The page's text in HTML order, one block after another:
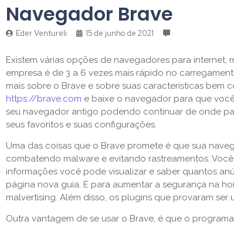
Navegador Brave
Eder Ventureli 15 de junho de 2021
Existem várias opções de navegadores para
empresa é de 3 a 6 vezes mais rápido no
mais sobre o Brave e sobre suas características bem
https://brave.com e baixe o navegador para que
seu navegador antigo podendo continuar de onde
seus favoritos e suas configurações.
Uma das coisas que o Brave promete é que sua
combatendo malware e evitando rastreamentos.
informações você pode visualizar e saber quantos
página nova guia. E para aumentar a segurança na
malvertising. Além disso, os plugins que provaram
Outra vantagem de se usar o Brave, é que o